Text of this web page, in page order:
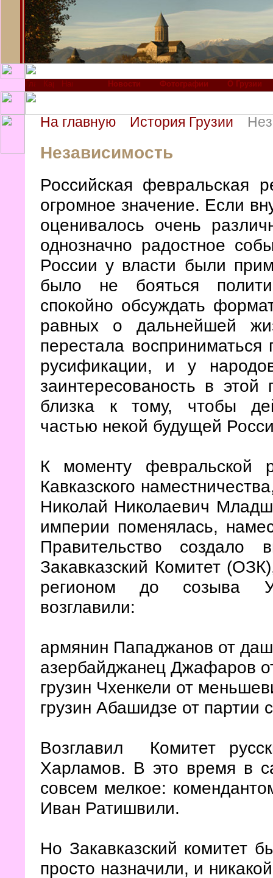
Новости Фотографии О Грузии
На главную История Грузии
Независимость
Российская февральская
огромное значение. Если
оценивалось очень
однозначно радостное
России у власти были
было не бояться
спокойно обсуждать
равных о дальнейшей
перестала
русификации, и у
заинтересованость в
близка к тому, чтобы
частью некой будущей
К моменту февральской
Кавказского
Николай Николаевич
империи поменялась,
Правительство создало
Закавказский Комитет
регионом до созыва
возглавили:
армянин Пападжанов от
азербайджанец Джафаров
грузин Чхенкели от
грузин Абашидзе от партии
Возглавил Комитет
Харламов. В это время в
совсем мелкое:
Иван Ратишвили.
Но Закавказский комитет
просто назначили, и